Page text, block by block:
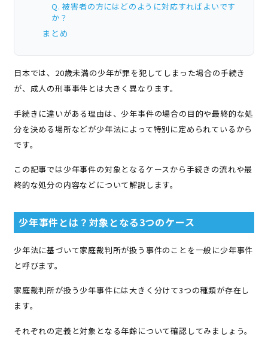
Q. 被害者の方にはどのように対応すればよいです
か？
まとめ
日本では、20歳未満の少年が罪を犯してしまった場合の手続き
が、成人の刑事事件とは大きく異なります。
手続きに違いがある理由は、少年事件の場合の目的や最終的な処
分を決める場所などが少年法によって特別に定められているから
です。
この記事では少年事件の対象となるケースから手続きの流れや最
終的な処分の内容などについて解説します。
少年事件とは？対象となる3つのケース
少年法に基づいて家庭裁判所が扱う事件のことを一般に少年事件
と呼びます。
家庭裁判所が扱う少年事件には大きく分けて3つの種類が存在し
ます。
それぞれの定義と対象となる年齢について確認してみましょう。